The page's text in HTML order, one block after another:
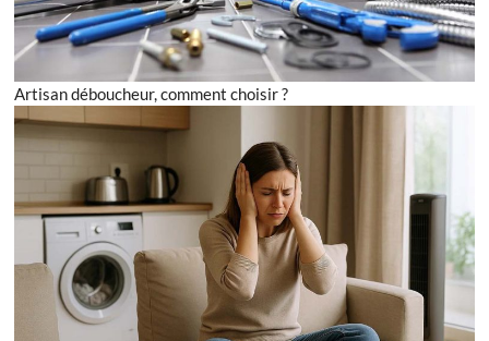
Artisan déboucheur, comment choisir ?